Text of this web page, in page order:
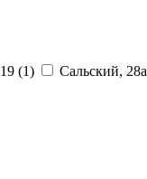
(1) Сальский, 28a